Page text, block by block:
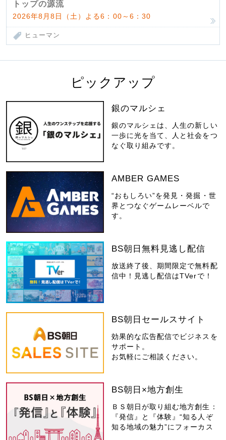
トップの源流
2026年8月8日（土）よる6：00～6：30
ヒューマン
ピックアップ
銀のマルシェ
銀のマルシェは、人生の新しい
一歩に光を当て、人と社会をつ
なぐ取り組みです。
AMBER GAMES
“おもしろい”を発見・発掘・世
界とつなぐゲームレーベルで
す。
BS朝日無料見逃し配信
放送終了後、期間限定で無料配
信中！見逃し配信はTVerで！
BS朝日セールスサイト
効果的な広告配信でビジネスを
サポート。
お気軽にご相談ください。
BS朝日×地方創生
ＢＳ朝日が取り組む地方創生：
『発信』と『体験』“知る人ぞ
知る地域の魅力”にフォーカス